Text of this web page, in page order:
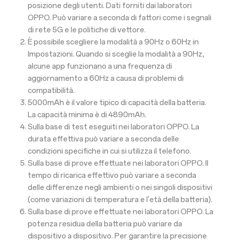
posizione degli utenti. Dati forniti dai laboratori
OPPO. Può variare a seconda di fattori come i segnali
di rete 5G e le politiche di vettore.
È possibile scegliere la modalità a 90Hz o 60Hz in
Impostazioni. Quando si sceglie la modalità a 90Hz,
alcune app funzionano a una frequenza di
aggiornamento a 60Hz a causa di problemi di
compatibilità.
5000mAh è il valore tipico di capacità della batteria.
La capacità minima è di 4890mAh.
Sulla base di test eseguiti nei laboratori OPPO. La
durata effettiva può variare a seconda delle
condizioni specifiche in cui si utilizza il telefono.
Sulla base di prove effettuate nei laboratori OPPO. Il
tempo di ricarica effettivo può variare a seconda
delle differenze negli ambienti o nei singoli dispositivi
(come variazioni di temperatura e l'età della batteria).
Sulla base di prove effettuate nei laboratori OPPO. La
potenza residua della batteria può variare da
dispositivo a dispositivo. Per garantire la precisione